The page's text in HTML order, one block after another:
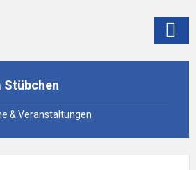
Stübchen
& Veranstaltungen